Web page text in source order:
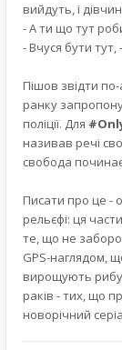
вийдуть, і
- А ти що тут
- Вчуся бути тут,
Пішов звідти
ранку
поліції. Для
називав речі
свобода
Писати про це -
рельєфі: ця
те, що не
GPS-наглядом,
вирощують рибу
раків - тих, що
новорічний